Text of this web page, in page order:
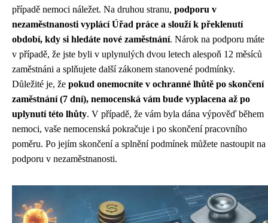
případě nemoci náležet. Na druhou stranu, podporu v
nezaměstnanosti vyplácí Úřad práce a slouží k překlenutí
období, kdy si hledáte nové zaměstnání. Nárok na podporu máte
v případě, že jste byli v uplynulých dvou letech alespoň 12 měsíců
zaměstnáni a splňujete další zákonem stanovené podmínky.
Důležité je, že pokud onemocníte v ochranné lhůtě po skončení
zaměstnání (7 dní), nemocenská vám bude vyplacena až po
uplynutí této lhůty. V případě, že vám byla dána výpověď během
nemoci, vaše nemocenská pokračuje i po skončení pracovního
poměru. Po jejím skončení a splnění podmínek můžete nastoupit na
podporu v nezaměstnanosti.